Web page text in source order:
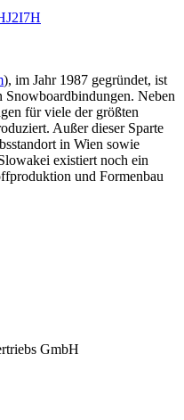
), im Jahr 1987 gegründet, ist
Snowboardbindungen. Neben
für viele der größten
Außer dieser Sparte
in Wien sowie
existiert noch ein
und Formenbau
GmbH